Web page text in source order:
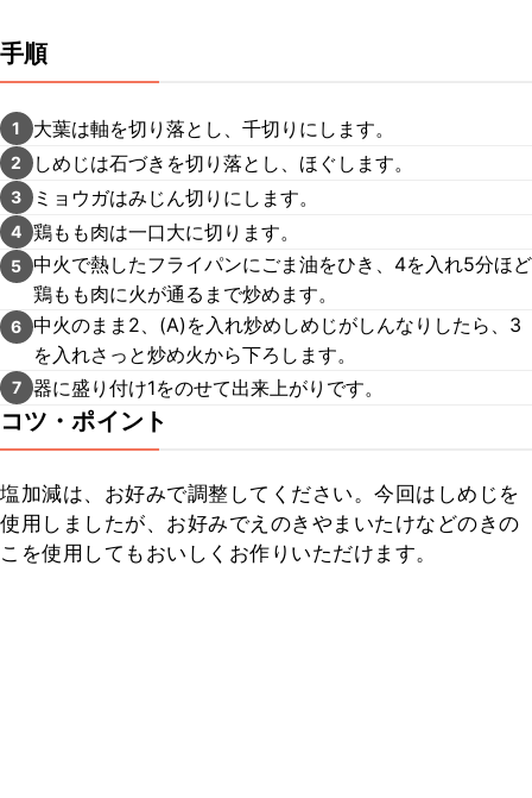
手順
1 大葉は軸を切り落とし、千切りにします。
2 しめじは石づきを切り落とし、ほぐします。
3 ミョウガはみじん切りにします。
4 鶏もも肉は一口大に切ります。
5 中火で熱したフライパンにごま油をひき、4を入れ5分ほど
鶏もも肉に火が通るまで炒めます。
6 中火のまま2、(A)を入れ炒めしめじがしんなりしたら、3
を入れさっと炒め火から下ろします。
7 器に盛り付け1をのせて出来上がりです。
コツ・ポイント
塩加減は、お好みで調整してください。今回はしめじを
使用しましたが、お好みでえのきやまいたけなどのきの
こを使用してもおいしくお作りいただけます。